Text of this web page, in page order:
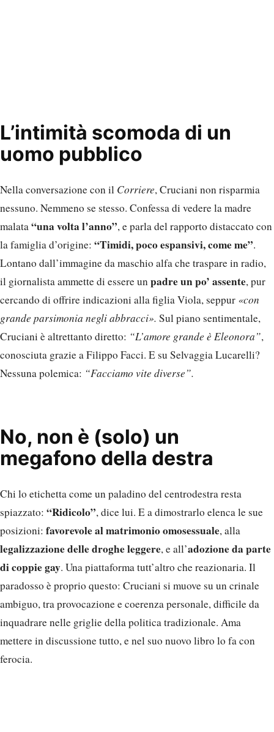
L’intimità scomoda di un
uomo pubblico
Nella conversazione con il Corriere, Cruciani non risparmia
nessuno. Nemmeno se stesso. Confessa di vedere la madre
malata“una volta l’anno”, e parla del rapporto distaccato con
la famiglia d’origine: “Timidi, poco espansivi, come me”.
Lontano dall’immagine da maschio alfa che traspare in radio,
il giornalista ammette di essere unpadre un po’ assente, pur
cercando di offrire indicazioni alla figlia Viola, seppur «con
grande parsimonia negli abbracci». Sul piano sentimentale,
Cruciani è altrettanto diretto: “L’amore grande è Eleonora”,
conosciuta grazie a Filippo Facci. E su Selvaggia Lucarelli?
Nessuna polemica: “Facciamo vite diverse”.
No, non è (solo) un
megafono della destra
Chi lo etichetta come un paladino del centrodestra resta
spiazzato: “Ridicolo”, dice lui. E a dimostrarlo elenca le sue
posizioni: favorevole al matrimonio omosessuale, alla
legalizzazione delle droghe leggere, e all’adozione da parte
di coppie gay. Una piattaforma tutt’altro che reazionaria. Il
paradosso è proprio questo: Cruciani si muove su un crinale
ambiguo, tra provocazione e coerenza personale, difficile da
inquadrare nelle griglie della politica tradizionale. Ama
mettere in discussione tutto, e nel suo nuovo libro lo fa con
ferocia.